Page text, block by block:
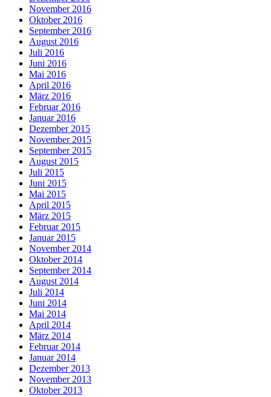
November 2016
Oktober 2016
September 2016
August 2016
Juli 2016
Juni 2016
Mai 2016
April 2016
März 2016
Februar 2016
Januar 2016
Dezember 2015
November 2015
September 2015
August 2015
Juli 2015
Juni 2015
Mai 2015
April 2015
März 2015
Februar 2015
Januar 2015
November 2014
Oktober 2014
September 2014
August 2014
Juli 2014
Juni 2014
Mai 2014
April 2014
März 2014
Februar 2014
Januar 2014
Dezember 2013
November 2013
Oktober 2013